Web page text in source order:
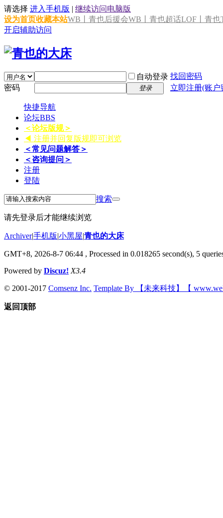
请选择 进入手机版 | 继续访问电脑版
设为首页收藏本站WB丨青也后援会WB丨青也超话LOF丨青也
开启辅助访问
自动登录 找回密码
密码
登录 立即注册(账
快捷导航
论坛BBS
＜论坛版规＞
◀ 注册并回复版规即可浏览
＜常见问题解答＞
＜咨询提问＞
注册
登陆
搜索
请先登录后才能继续浏览
Archiver|手机版|小黑屋|青也的大床
GMT+8, 2026-8-7 06:44 , Processed in 0.018265 second(s), 5
Powered by Discuz! X3.4
© 2001-2017 Comsenz Inc. Template By 【未来科技】【
返回顶部